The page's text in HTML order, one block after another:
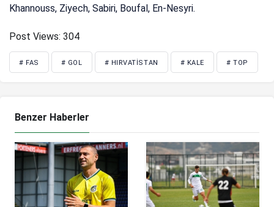
Khannouss, Ziyech, Sabiri, Boufal, En-Nesyri.
Post Views: 304
# FAS # GOL # HIRVATISTAN # KALE # TOP
Benzer Haberler